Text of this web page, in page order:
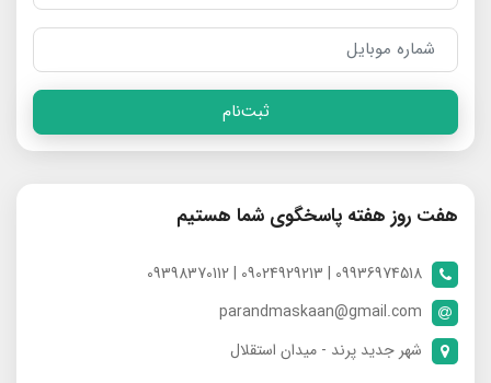
ثبت‌نام
هفت روز هفته پاسخگوی شما هستیم
09936974518 | 09024929213 | 09398370112
parandmaskaan@gmail.com
شهر جدید پرند - میدان استقلال